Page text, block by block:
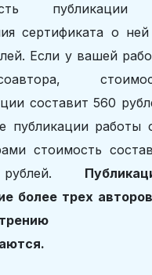
сертификата о
Если у вашей
составит 560
публикации работы
стоимость
более трех